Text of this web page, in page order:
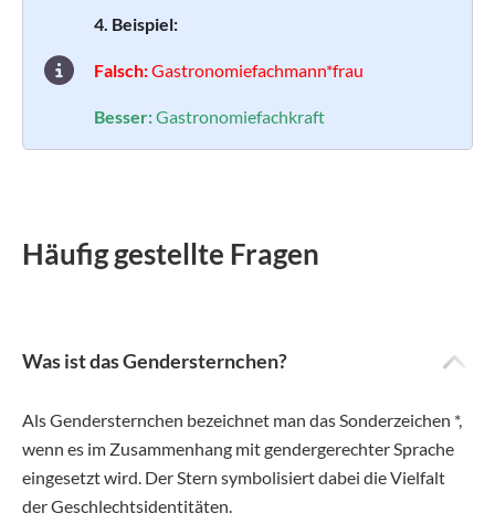
4. Beispiel:
Falsch:Gastronomiefachmann*frau
Besser:Gastronomiefachkraft
Häufig gestellte Fragen
Was ist das Gendersternchen?
Als Gendersternchen bezeichnet man das Sonderzeichen *,
wenn es im Zusammenhang mit gendergerechter Sprache
eingesetzt wird. Der Stern symbolisiert dabei die Vielfalt
der Geschlechtsidentitäten.